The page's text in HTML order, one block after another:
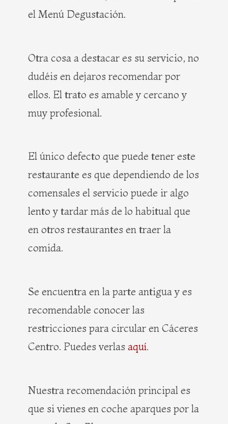
el Menú Degustación.
Otra cosa a destacar es su servicio, no
dudéis en dejaros recomendar por
ellos. El trato es amable y cercano y
muy profesional.
El único defecto que puede tener este
restaurante es que dependiendo de los
comensales el servicio puede ir algo
lento y tardar más de lo habitual que
en otros restaurantes en traer la
comida.
Se encuentra en la parte antigua y es
recomendable conocer las
restricciones para circular en Cáceres
Centro. Puedes verlas aquí.
Nuestra recomendación principal es
que si vienes en coche aparques por la